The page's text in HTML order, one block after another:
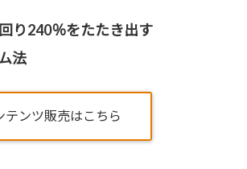
り240％をたたき出す
法
テンツ販売はこちら